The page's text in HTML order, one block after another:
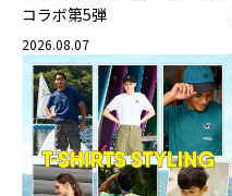
コラボ第5弾
2026.08.07